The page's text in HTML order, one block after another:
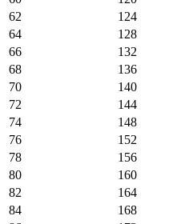
62
124
64
128
66
132
68
136
70
140
72
144
74
148
76
152
78
156
80
160
82
164
84
168